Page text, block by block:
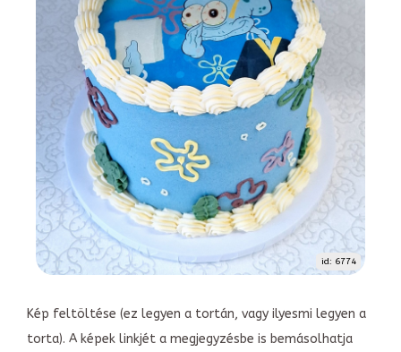
id: 6774
Kép feltöltése (ez legyen a tortán, vagy ilyesmi legyen a
torta). A képek linkjét a megjegyzésbe is bemásolhatja